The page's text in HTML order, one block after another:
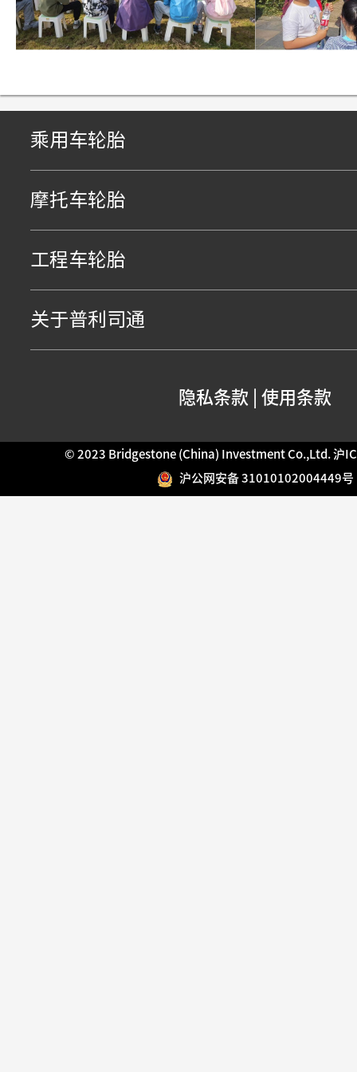
乘用车轮胎
摩托车轮胎
工程车轮胎
关于普利司通
隐私条款 | 使用条款
© 2023 Bridgestone (China) Investment Co.,Ltd.沪
沪公网安备 31010102004449号